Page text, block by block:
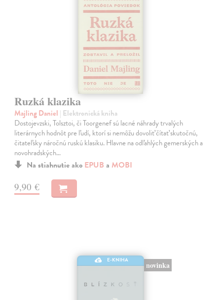
Ruzká klazika
Majling Daniel | Elektronická kniha
Dostojevzski, Tolsztoi, či Toorgenef sú lacné náhrady trvalých
literárnych hodnôt pre ľudí, ktorí si nemôžu dovoliť čítať skutočnú,
čitateľsky náročnú ruskú klasiku. Hlavne na odľahlých gemerských a
novohradských…
Na stiahnutie ako EPUB a MOBI
9,90 €
E-KNIHA
novinka